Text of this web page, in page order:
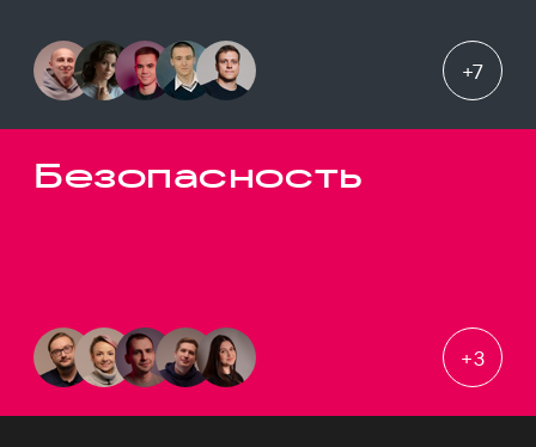
+7
Безопасность
+3